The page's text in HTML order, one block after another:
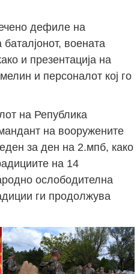
дефиле на
воената
и презентација на
и персоналот кој го
на Република
на вооружените
за ден на 2.мпб, како
на 14
ослободителна
ги продолжува